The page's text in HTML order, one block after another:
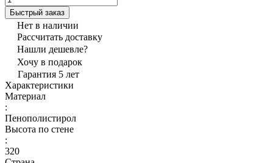
Быстрый заказ
Нет в наличии
Рассчитать доставку
Нашли дешевле?
Хочу в подарок
Гарантия 5 лет
Характеристики
Материал
:
Пенополистирол
Высота по стене
:
320